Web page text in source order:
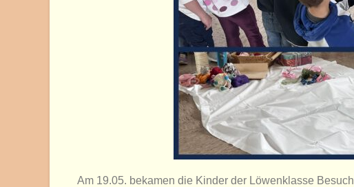
Am 19.05. bekamen die Kinder der Löwenklasse